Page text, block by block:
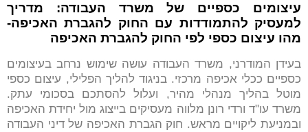
עיצומים כספיים של משרד העבודה: מדריך
למעסיק להתמודדות עם החוק להגברת האכיפה-
מהו עיצום כספי לפי החוק להגברת האכיפה
בעידן המודרני, משרד העבודה עושה שימוש נרחב בעיצומים
כספיים ככלי אכיפה מרכזי. בניגוד להליך הפלילי, עיצום כספי
מוטל בהליך מנהלי מהיר, ועלול להסתכם בסכומי עתק.
משרד עו"ד ורדי רונן מלווה מעסיקים בייצוג מול יחידת האכיפה
ובמניעת ליקויים מראש. חוק הגברת האכיפה של דיני העבודה